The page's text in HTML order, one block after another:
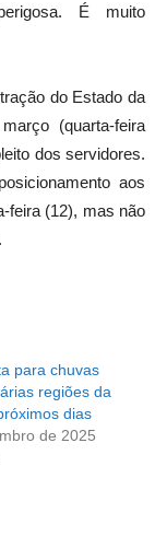
É muito
do Estado da
(quarta-feira
dos servidores.
aos
feira (12), mas não
para chuvas
regiões da
dias
de 2025